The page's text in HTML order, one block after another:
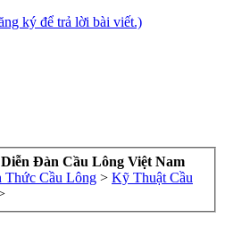
ký để trả lời bài viết.)
Đàn Cầu Lông Việt Nam
Thức Cầu Lông > Kỹ Thuật Cầu